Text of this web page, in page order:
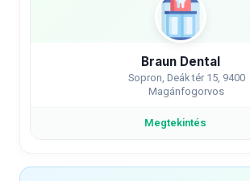
Braun Dental
Sopron, Deák tér 15, 9400
Magánfogorvos
Megtekintés